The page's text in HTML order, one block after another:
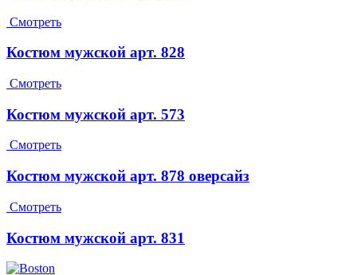
Смотреть
Костюм мужской арт. 828
Смотреть
Костюм мужской арт. 573
Смотреть
Костюм мужской арт. 878 оверсайз
Смотреть
Костюм мужской арт. 831